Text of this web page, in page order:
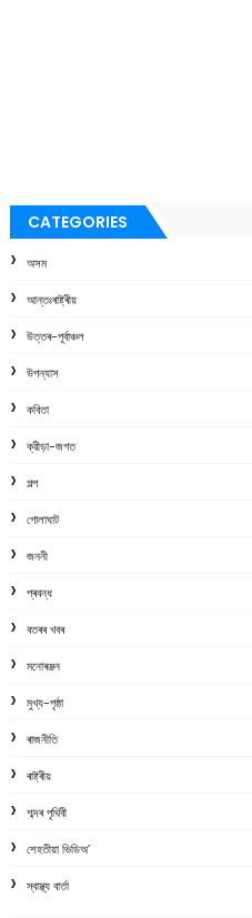
CATEGORIES
অসম
আন্তঃৰাষ্ট্ৰীয়
উত্তৰ-পূৰ্বাঞ্চল
উপন্যাস
কবিতা
ক্রীড়া-জগত
গল্প
গোলাঘাট
জননী
প্ৰবন্ধ
বতৰৰ খবৰ
মনোৰঞ্জন
মুখ্য-পৃষ্ঠা
ৰাজনীতি
ৰাষ্ট্ৰীয়
শব্দৰ পৃথিবী
শেহতীয়া ভিডিঅ’
স্বাস্থ্য বাৰ্তা